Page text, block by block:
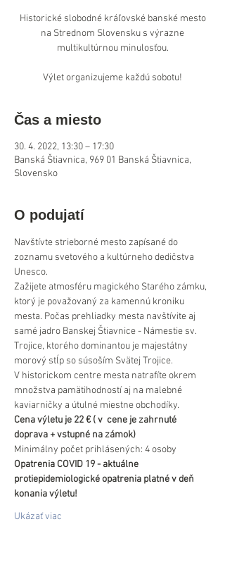
Historické slobodné kráľovské banské mesto
na Strednom Slovensku s výrazne
multikultúrnou minulosťou.
Výlet organizujeme každú sobotu!
Čas a miesto
30. 4. 2022, 13:30 – 17:30
Banská Štiavnica, 969 01 Banská Štiavnica,
Slovensko
O podujatí
Navštívte strieborné mesto zapísané do
zoznamu svetového a kultúrneho dedičstva
Unesco.
Zažijete atmosféru magického Starého zámku,
ktorý je považovaný za kamennú kroniku
mesta. Počas prehliadky mesta navštívite aj
samé jadro Banskej Štiavnice - Námestie sv.
Trojice, ktorého dominantou je majestátny
morový stĺp so súsoším Svätej Trojice.
V historickom centre mesta natrafíte okrem
množstva pamätihodností aj na malebné
kaviarničky a útulné miestne obchodíky.
Cena výletu je 22 € ( v  cene je zahrnuté
doprava + vstupné na zámok)
Minimálny počet prihlásených: 4 osoby
Opatrenia COVID 19 - aktuálne
protiepidemiologické opatrenia platné v deň
konania výletu!
Ukázať viac